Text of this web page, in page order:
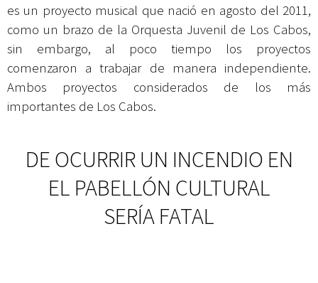
es un proyecto musical que nació en agosto del 2011,
como un brazo de la Orquesta Juvenil de Los Cabos,
sin embargo, al poco tiempo los proyectos
comenzaron a trabajar de manera independiente.
Ambos proyectos considerados de los más
importantes de Los Cabos.
DE OCURRIR UN INCENDIO EN
EL PABELLÓN CULTURAL
SERÍA FATAL